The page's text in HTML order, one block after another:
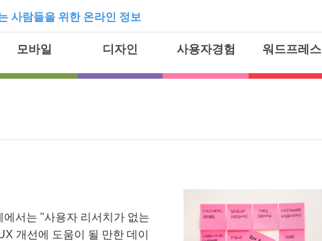
사람들을 위한 온라인 정보
모바일 디자인 사용자경험 워드프레스
서는 "사용자 리서치가 없는
개선에 도움이 될 만한 데이